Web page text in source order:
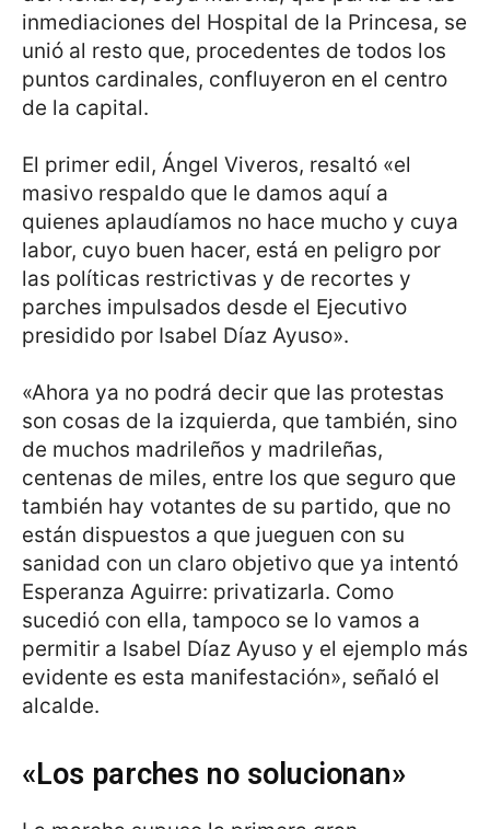
inmediaciones del Hospital de la Princesa, se
unió al resto que, procedentes de todos los
puntos cardinales, confluyeron en el centro
de la capital.
El primer edil, Ángel Viveros, resaltó «el
masivo respaldo que le damos aquí a
quienes aplaudíamos no hace mucho y cuya
labor, cuyo buen hacer, está en peligro por
las políticas restrictivas y de recortes y
parches impulsados desde el Ejecutivo
presidido por Isabel Díaz Ayuso».
«Ahora ya no podrá decir que las protestas
son cosas de la izquierda, que también, sino
de muchos madrileños y madrileñas,
centenas de miles, entre los que seguro que
también hay votantes de su partido, que no
están dispuestos a que jueguen con su
sanidad con un claro objetivo que ya intentó
Esperanza Aguirre: privatizarla. Como
sucedió con ella, tampoco se lo vamos a
permitir a Isabel Díaz Ayuso y el ejemplo más
evidente es esta manifestación», señaló el
alcalde.
«Los parches no solucionan»